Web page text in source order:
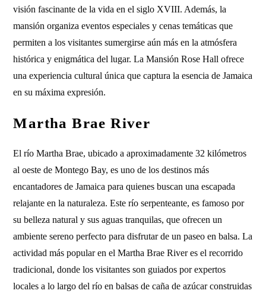
visión fascinante de la vida en el siglo XVIII. Además, la
mansión organiza eventos especiales y cenas temáticas que
permiten a los visitantes sumergirse aún más en la atmósfera
histórica y enigmática del lugar. La Mansión Rose Hall ofrece
una experiencia cultural única que captura la esencia de Jamaica
en su máxima expresión.
Martha Brae River
El río Martha Brae, ubicado a aproximadamente 32 kilómetros
al oeste de Montego Bay, es uno de los destinos más
encantadores de Jamaica para quienes buscan una escapada
relajante en la naturaleza. Este río serpenteante, es famoso por
su belleza natural y sus aguas tranquilas, que ofrecen un
ambiente sereno perfecto para disfrutar de un paseo en balsa. La
actividad más popular en el Martha Brae River es el recorrido
tradicional, donde los visitantes son guiados por expertos
locales a lo largo del río en balsas de caña de azúcar construidas